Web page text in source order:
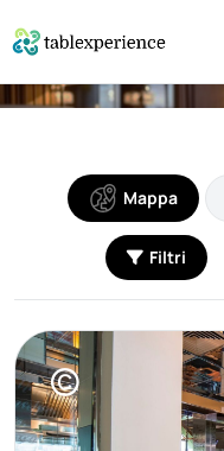
Mappa
Filtri
©